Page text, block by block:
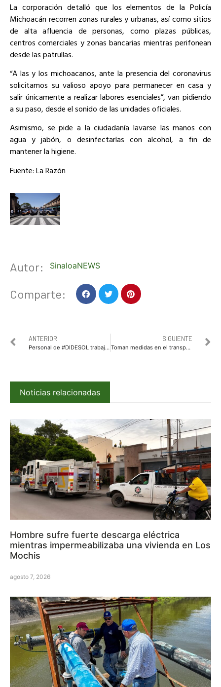
La corporación detalló que los elementos de la Policía
Michoacán recorren zonas rurales y urbanas, así como sitios
de alta afluencia de personas, como plazas públicas,
centros comerciales y zonas bancarias mientras perifonean
desde las patrullas.
“A las y los michoacanos, ante la presencia del coronavirus
solicitamos su valioso apoyo para permanecer en casa y
salir únicamente a realizar labores esenciales”, van pidiendo
a su paso, desde el sonido de las unidades oficiales.
Asimismo, se pide a la ciudadanía lavarse las manos con
agua y jabón, o desinfectarlas con alcohol, a fin de
mantener la higiene.
Fuente: La Razón
Autor: SinaloaNEWS
Comparte:
ANTERIOR
Personal de #DIDESOL trabaja con las medidas preventivas ante la contingencia del COVID19
SIGUIENTE
Toman medidas en el transporte público por COVID 19
Noticias relacionadas
Hombre sufre fuerte descarga eléctrica
mientras impermeabilizaba una vivienda en Los
Mochis
agosto 7, 2026